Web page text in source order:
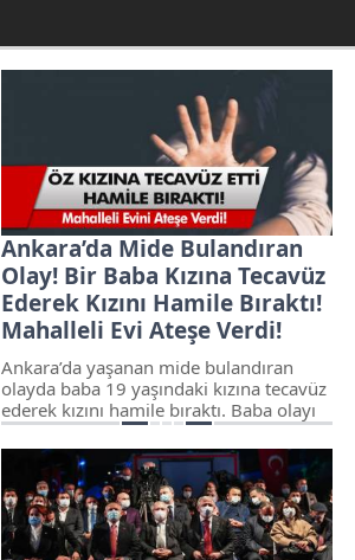
Ankara’da Mide Bulandıran
Olay! Bir Baba Kızına Tecavüz
Ederek Kızını Hamile Bıraktı!
Mahalleli Evi Ateşe Verdi!
Ankara’da yaşanan mide bulandıran
olayda baba 19 yaşındaki kızına tecavüz
ederek kızını hamile bıraktı. Baba olayı
itiraf ettikten sonra tutuklandı ve
mahalleli bu duruma sessiz kalmayarak
adamın evini ateşe verdi. Eve benzin
döküp ateşe verdiler.